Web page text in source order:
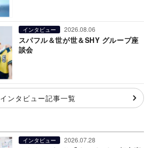
インタビュー 2026.08.06
スパフル＆世が世＆SHY グループ座
談会
インタビュー記事一覧
インタビュー 2026.07.28